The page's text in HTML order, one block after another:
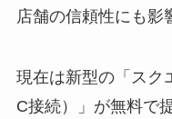
店舗の信頼性にも影
現在は新型の「スク
C接続）」が無料で